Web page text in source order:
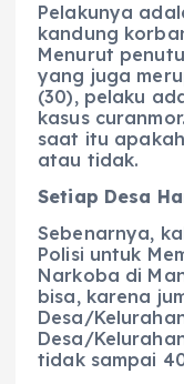
Pelakunya
kandung
Menurut
yang juga
(30), pelaku
kasus
saat itu
atau tidak.
Setiap Desa
Sebenarnya,
Polisi untuk
Narkoba di
bisa, karena
Desa/
Desa/
tidak sampai